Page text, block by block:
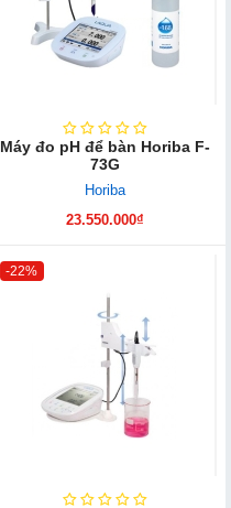
Máy đo pH để bàn Horiba F-
73G
Horiba
23.550.000₫
-22%